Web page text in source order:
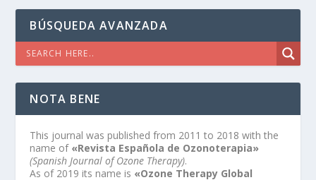
BÚSQUEDA AVANZADA
NOTA BENE
This journal was published from 2011 to 2018 with the
name of «Revista Española de Ozonoterapia»
(Spanish Journal of Ozone Therapy).
As of 2019 its name is «Ozone Therapy Global